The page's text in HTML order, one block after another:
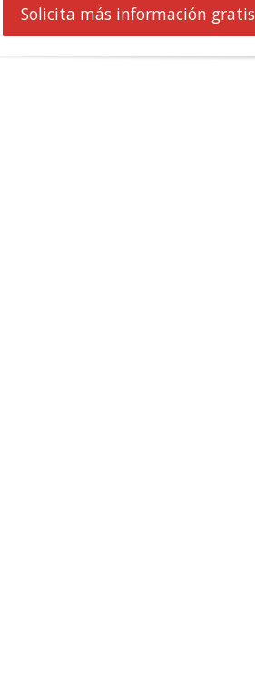
Solicita más información gratis